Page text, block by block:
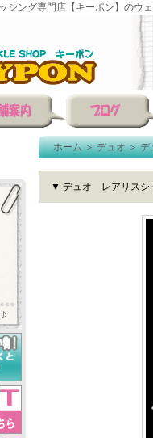
シング専門店【キーポン】のウ
ホーム＞デュオ＞デ
▼ デュオ レアリスシ